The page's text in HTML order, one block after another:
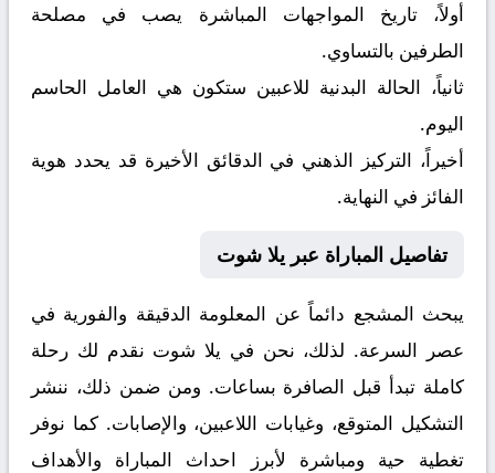
أولاً، تاريخ المواجهات المباشرة يصب في مصلحة
الطرفين بالتساوي.
ثانياً، الحالة البدنية للاعبين ستكون هي العامل الحاسم
اليوم.
أخيراً، التركيز الذهني في الدقائق الأخيرة قد يحدد هوية
الفائز في النهاية.
تفاصيل المباراة عبر يلا شوت
يبحث المشجع دائماً عن المعلومة الدقيقة والفورية في
عصر السرعة. لذلك، نحن في يلا شوت نقدم لك رحلة
كاملة تبدأ قبل الصافرة بساعات. ومن ضمن ذلك، ننشر
التشكيل المتوقع، وغيابات اللاعبين، والإصابات. كما نوفر
تغطية حية ومباشرة لأبرز احداث المباراة والأهداف